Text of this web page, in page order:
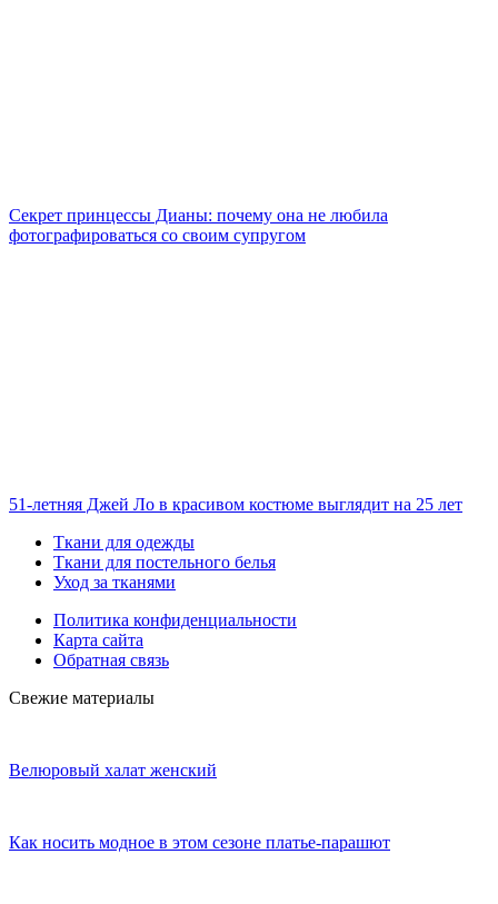
Секрет принцессы Дианы: почему она не любила
фотографироваться со своим супругом
51-летняя Джей Ло в красивом костюме выглядит на 25 лет
Ткани для одежды
Ткани для постельного белья
Уход за тканями
Политика конфиденциальности
Карта сайта
Обратная связь
Свежие материалы
Велюровый халат женский
Как носить модное в этом сезоне платье-парашют